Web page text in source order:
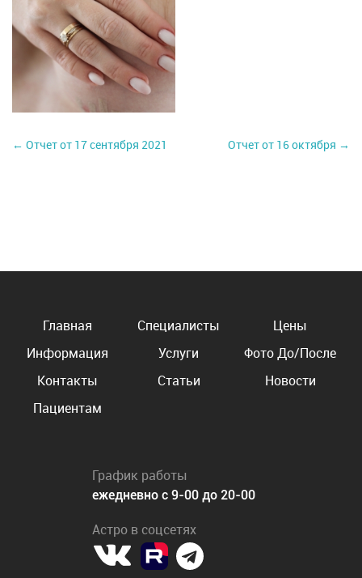
← Отчет от 17 сентября 2021 Отчет от 16 октября →
Главная Специалисты
Цены
Информация
Услуги
Фото До/После
Контакты
Статьи
Новости
Пациентам
График работы
ежедневно с 9-00 до 20-00
Астро в соцсетях